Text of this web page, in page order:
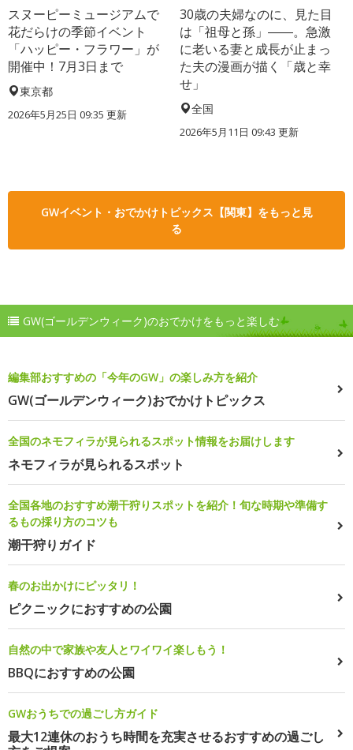
スヌーピーミュージアムで
花だらけの季節イベント
「ハッピー・フラワー」が
開催中！7月3日まで
東京都
2026年5月25日 09:35 更新
30歳の夫婦なのに、見た目
は「祖母と孫」――。急激
に老いる妻と成長が止まっ
た夫の漫画が描く「歳と幸
せ」
全国
2026年5月11日 09:43 更新
GWイベント・おでかけトピックス【関東】をもっと見
る
GW(ゴールデンウィーク)のおでかけをもっと楽しむ
編集部おすすめの「今年のGW」の楽しみ方を紹介
GW(ゴールデンウィーク)おでかけトピックス
全国のネモフィラが見られるスポット情報をお届けします
ネモフィラが見られるスポット
全国各地のおすすめ潮干狩りスポットを紹介！旬な時期や準備す
るもの採り方のコツも
潮干狩りガイド
春のお出かけにピッタリ！
ピクニックにおすすめの公園
自然の中で家族や友人とワイワイ楽しもう！
BBQにおすすめの公園
GWおうちでの過ごし方ガイド
最大12連休のおうち時間を充実させるおすすめの過ごし